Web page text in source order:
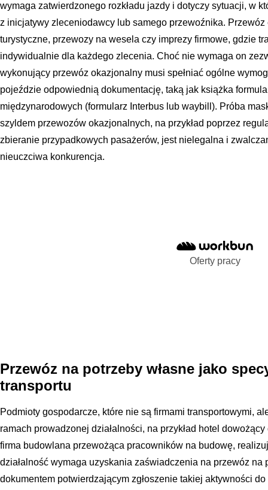
wymaga zatwierdzonego rozkładu jazdy i dotyczy sytuacji, w
z inicjatywy zleceniodawcy lub samego przewoźnika.
turystyczne, przewozy na wesela czy imprezy firmowe, gdzie
indywidualnie dla każdego zlecenia. Choć nie wymaga on
wykonujący przewóz okazjonalny musi spełniać ogólne
pojeździe odpowiednią dokumentację, taką jak książka
międzynarodowych (formularz Interbus lub waybill). Próba
szyldem przewozów okazjonalnych, na przykład poprzez
zbieranie przypadkowych pasażerów, jest nielegalna i
nieuczciwa konkurencja.
Oferty pracy
Przewóz na potrzeby własne jako
transportu
Podmioty gospodarcze, które nie są firmami transportowymi,
ramach prowadzonej działalności, na przykład hotel
firma budowlana przewożąca pracowników na budowę,
działalność wymaga uzyskania zaświadczenia na przewóz na
dokumentem potwierdzającym zgłoszenie takiej aktywności